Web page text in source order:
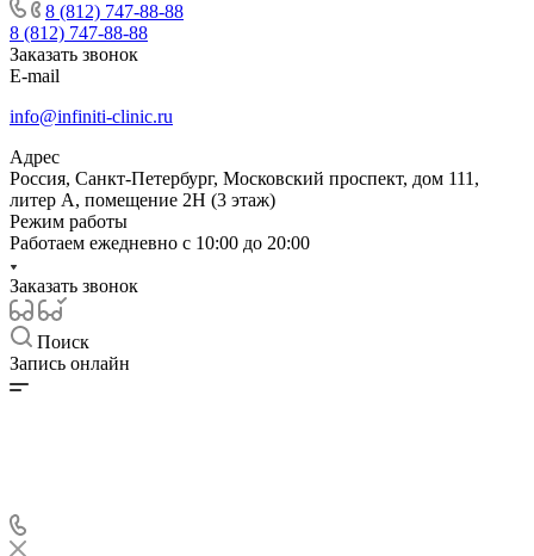
8 (812) 747-88-88
8 (812) 747-88-88
Заказать звонок
E-mail
info@infiniti-clinic.ru
Адрес
Россия, Санкт-Петербург, Московский проспект, дом 111,
литер А, помещение 2Н (3 этаж)
Режим работы
Работаем ежедневно с 10:00 до 20:00
Заказать звонок
Поиск
Запись онлайн